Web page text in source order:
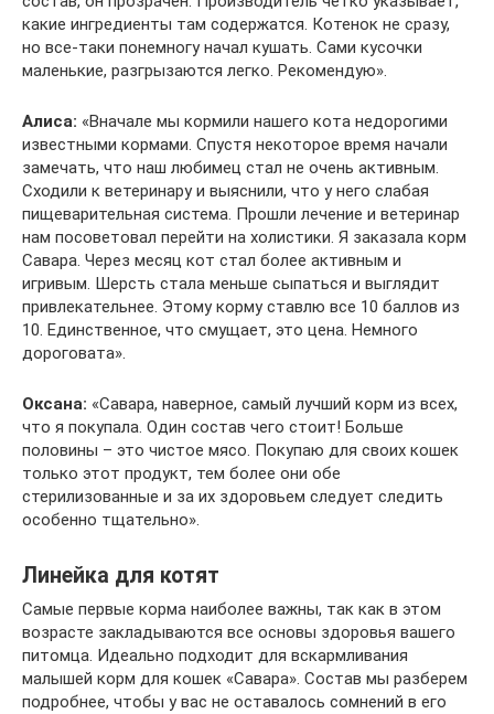
какие ингредиенты там содержатся. Котенок не сразу,
но все-таки понемногу начал кушать. Сами кусочки
маленькие, разгрызаются легко. Рекомендую».
Алиса: «Вначале мы кормили нашего кота недорогими
известными кормами. Спустя некоторое время начали
замечать, что наш любимец стал не очень активным.
Сходили к ветеринару и выяснили, что у него слабая
пищеварительная система. Прошли лечение и ветеринар
нам посоветовал перейти на холистики. Я заказала корм
Савара. Через месяц кот стал более активным и
игривым. Шерсть стала меньше сыпаться и выглядит
привлекательнее. Этому корму ставлю все 10 баллов из
10. Единственное, что смущает, это цена. Немного
дороговата».
Оксана: «Савара, наверное, самый лучший корм из всех,
что я покупала. Один состав чего стоит! Больше
половины – это чистое мясо. Покупаю для своих кошек
только этот продукт, тем более они обе
стерилизованные и за их здоровьем следует следить
особенно тщательно».
Линейка для котят
Самые первые корма наиболее важны, так как в этом
возрасте закладываются все основы здоровья вашего
питомца. Идеально подходит для вскармливания
малышей корм для кошек «Савара». Состав мы разберем
подробнее, чтобы у вас не оставалось сомнений в его